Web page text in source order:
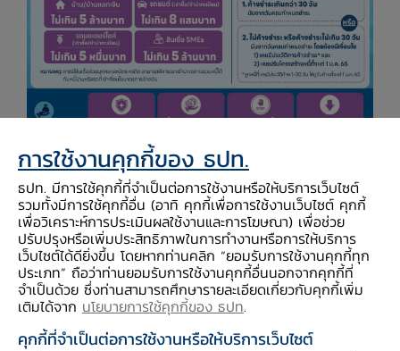
รูปแบบการให้ความช่วยเหลือ
(1)ลดค่างวด เป็นระยะเวลา 3 ปี โดยลูกหนี้ชำระ
ค่างวดขั้นต่ำที่ 50% 70% และ 90% ของค่างวด
เดิม ในปีที่ 1 ปีที่ 2 และปีที่ 3 ตามลำดับ (เพิ่ม
แบบขั้นบันได) ซึ่งค่างวดทั้งหมดจะนำไปตัดเงินต้น
การใช้งานคุกกี้ของ ธปท.
ธปท. มีการใช้คุกกี้ที่จำเป็นต่อการใช้งานหรือให้บริการเว็บไซต์
รวมทั้งมีการใช้คุกกี้อื่น (อาทิ คุกกี้เพื่อการใช้งานเว็บไซต์ คุกกี้
เพื่อวิเคราะห์การประเมินผลใช้งานและการโฆษณา) เพื่อช่วย
ปรับปรุงหรือเพิ่มประสิทธิภาพในการทำงานหรือการให้บริการ
เว็บไซต์ได้ดียิ่งขึ้น โดยหากท่านคลิก “ยอมรับการใช้งานคุกกี้ทุก
ประเภท” ถือว่าท่านยอมรับการใช้งานคุกกี้อื่นนอกจากคุกกี้ที่
จำเป็นด้วย ซึ่งท่านสามารถศึกษารายละเอียดเกี่ยวกับคุกกี้เพิ่ม
เติมได้จาก นโยบายการใช้คุกกี้ของ ธปท.
คุกกี้ที่จำเป็นต่อการใช้งานหรือให้บริการเว็บไซต์